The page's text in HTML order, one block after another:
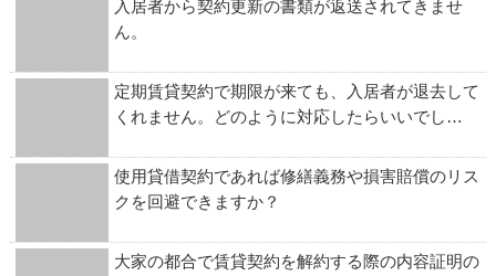
入居者から契約更新の書類が返送されてきませ
ん。
定期賃貸契約で期限が来ても、入居者が退去して
くれません。どのように対応したらいいでし…
使用貸借契約であれば修繕義務や損害賠償のリス
クを回避できますか？
大家の都合で賃貸契約を解約する際の内容証明の